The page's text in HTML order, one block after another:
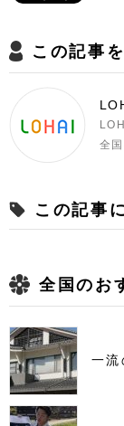
この記事
全
この記事
全国のお
一流